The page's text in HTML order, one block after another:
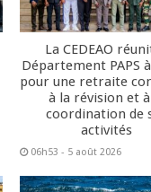
La CEDEAO
Département PAPS
pour une retraite
à la révision et
coordination de
activités
06h53 - 5 août 2026